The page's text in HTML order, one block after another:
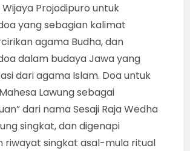
Projodipuro untuk
yang sebagian kalimat
agama Budha, dan
dalam budaya Jawa yang
dari agama Islam. Doa untuk
Lawung sebagai
dari nama Sesaji Raja Wedha
singkat, dan digenapi
riwayat singkat asal-mula ritual